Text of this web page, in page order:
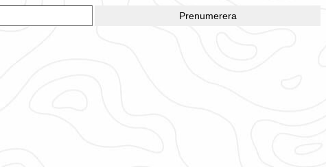
Prenumerera